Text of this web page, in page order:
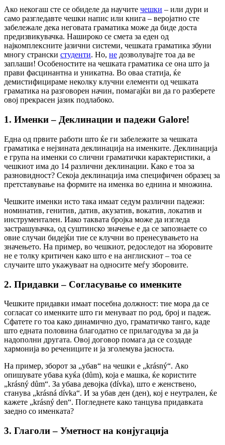
Ако некогаш сте се обиделе да научите чешки – или дури и
само разгледавте чешки напис или книга – веројатно сте
забележале дека неговата граматика може да биде доста
предизвикувачка. Нашироко се смета за еден од
најкомплексните јазични системи, чешката граматика збуни
многу странски студенти. Но, не дозволувајте тоа да ве
заплаши! Особеностите на чешката граматика се она што ја
прави фасцинантна и уникатна. Во оваа статија, ќе
демистифицираме неколку клучни елементи од чешката
граматика на разговорен начин, помагајќи ви да го разберете
овој прекрасен јазик подлабоко.
1. Именки – Деклинации и падежи Galore!
Една од првите работи што ќе ги забележите за чешката
граматика е нејзината деклинација на именките. Деклинација
е група на именки со слични граматички карактеристики, а
чешкиот има до 14 различни деклинации. Како е тоа за
разновидност? Секоја деклинација има специфичен образец за
претставување на формите на именка во еднина и множина.
Чешките именки исто така имаат седум различни падежи:
номинатив, генитив, датив, акузатив, вокатив, локатив и
инструментален. Иако таквата бројка може да изгледа
застрашувачка, од суштинско значење е да се запознаете со
овие случаи бидејќи тие се клучни во пренесувањето на
значењето. На пример, во чешкиот, редоследот на зборовите
не е толку критичен како што е на англискиот – тоа се
случаите што укажуваат на односите меѓу зборовите.
2. Придавки – Согласување со именките
Чешките придавки имаат посебна должност: тие мора да се
согласат со именките што ги менуваат по род, број и падеж.
Сфатете го тоа како динамично дуо, граматичко танго, каде
што едната половина благодатно се прилагодува за да ја
надополни другата. Овој договор помага да се создаде
хармонија во речениците и ја зголемува јасноста.
На пример, зборот за „убав“ на чешки е „krásný“. Ако
опишувате убава куќа (dům), која е машка, ќе користите
„krásný dům“. За убава девојка (dívka), што е женствено,
станува „krásná dívka“. И за убав ден (ден), кој е неутрален, ќе
кажете „krásný den“. Погледнете како танцува придавката
заедно со именката?
3. Глаголи – Уметност на конјугација